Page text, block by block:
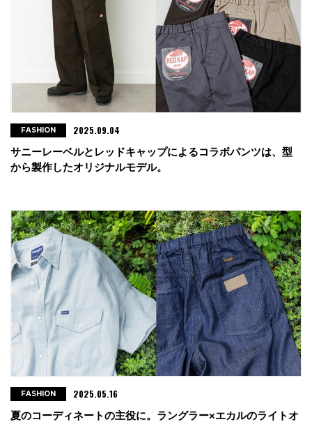
サニーレーベルとレッドキャップによるコラボパンツは、型
から製作したオリジナルモデル。
FASHION 2025.09.04
夏のコーディネートの主役に。ラングラー×エカルのライトオ
FASHION 2025.05.16